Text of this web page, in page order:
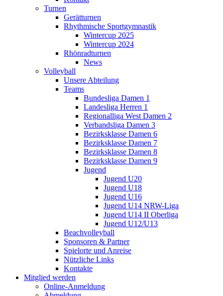
Turnen
Gerätturnen
Rhythmische Sportgymnastik
Wintercup 2025
Wintercup 2024
Rhönradturnen
News
Volleyball
Unsere Abteilung
Teams
Bundesliga Damen 1
Landesliga Herren 1
Regionalliga West Damen 2
Verbandsliga Damen 3
Bezirksklasse Damen 6
Bezirksklasse Damen 7
Bezirksklasse Damen 8
Bezirksklasse Damen 9
Jugend
Jugend U20
Jugend U18
Jugend U16
Jugend U14 NRW-Liga
Jugend U14 II Oberliga
Jugend U12/U13
Beachvolleyball
Sponsoren & Partner
Spielorte und Anreise
Nützliche Links
Kontakte
Mitglied werden
Online-Anmeldung